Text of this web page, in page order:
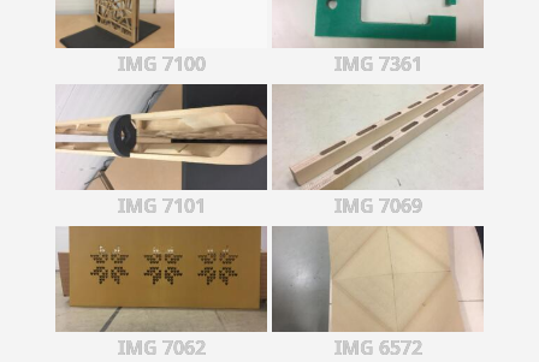
IMG 7100 IMG 7361
IMG 7101 IMG 7069
IMG 7062 IMG 6572